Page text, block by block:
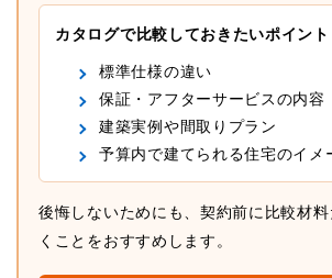
カタログで比較しておきたいポイント
標準仕様の違い
保証・アフターサービスの内容
建築実例や間取りプラン
予算内で建てられる住宅のイメ
後悔しないためにも、契約前に比較材
くことをおすすめします。